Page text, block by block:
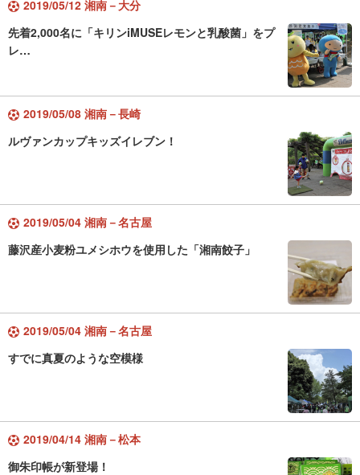
2019/05/12 湘南－大分
先着2,000名に「キリンiMUSEレモンと乳酸菌」をプ
レ…
2019/05/08 湘南－長崎
ルヴァンカップキッズイレブン！
2019/05/04 湘南－名古屋
藤沢産小麦粉ユメシホウを使用した「湘南餃子」
2019/05/04 湘南－名古屋
すでに真夏のような空模様
2019/04/14 湘南－松本
御朱印帳が新登場！